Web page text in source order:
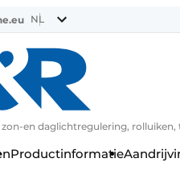
NL
en daglichtregulering,
Productinformatie